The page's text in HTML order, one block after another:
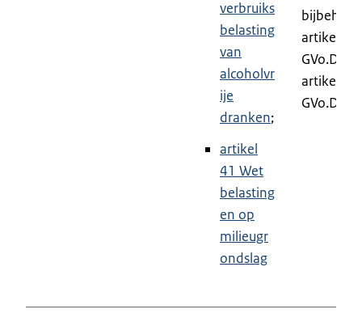
verbruiks
belasting
van
alcoholvr
ije
dranken;
artikel
41 Wet
belasting
en op
milieugr
ondslag
artikelen
artikel 88